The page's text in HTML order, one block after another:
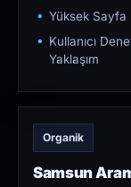
Yüksek Sayfa
Kullanıcı
Yaklaşım
Organik
Samsun